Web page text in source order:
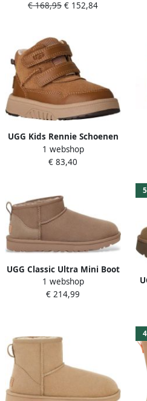
Enkellaarsjes instaplaarzen
€ 168,95 € 152,84
UGG Kids Rennie Schoenen
Bruin 1 2
1 webshop
€ 83,40
UGG Classic Ultra Mini Boot
Women's Caribou
1 webshop
€ 214,99